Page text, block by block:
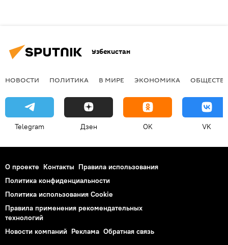
Узбекистан
НОВОСТИ ПОЛИТИКА В МИРЕ ЭКОНОМИКА
Telegram Дзен OK VK
О проекте Контакты Правила использования
Политика конфиденциальности
Политика использования Cookie
Правила применения рекомендательных
технологий
Новости компаний Реклама Обратная связь